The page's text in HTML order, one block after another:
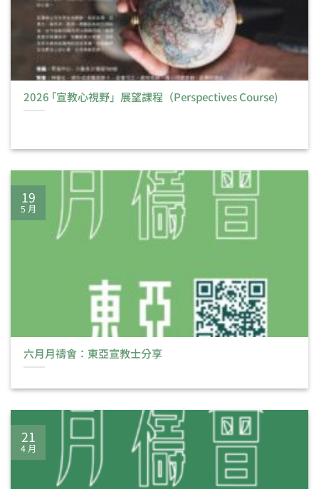
2026 ｢宣教心視野」展望課程（Perspectives Course)
六月月禱會：東亞宣教士分享
19
5 月
21
4 月